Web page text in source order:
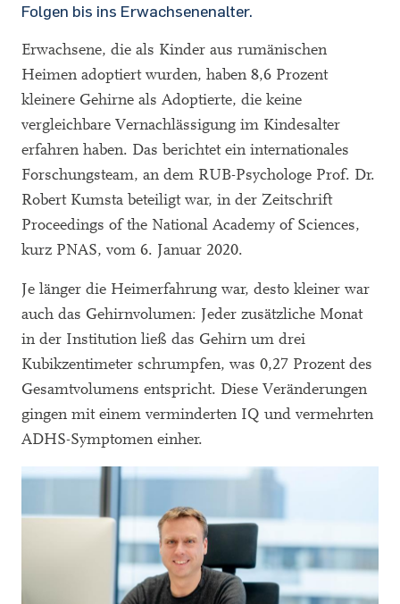
Folgen bis ins Erwachsenenalter.
Erwachsene, die als Kinder aus rumänischen
Heimen adoptiert wurden, haben 8,6 Prozent
kleinere Gehirne als Adoptierte, die keine
vergleichbare Vernachlässigung im Kindesalter
erfahren haben. Das berichtet ein internationales
Forschungsteam, an dem RUB-Psychologe Prof. Dr.
Robert Kumsta beteiligt war, in der Zeitschrift
Proceedings of the National Academy of Sciences,
kurz PNAS, vom 6. Januar 2020.
Je länger die Heimerfahrung war, desto kleiner war
auch das Gehirnvolumen: Jeder zusätzliche Monat
in der Institution ließ das Gehirn um drei
Kubikzentimeter schrumpfen, was 0,27 Prozent des
Gesamtvolumens entspricht. Diese Veränderungen
gingen mit einem verminderten IQ und vermehrten
ADHS-Symptomen einher.